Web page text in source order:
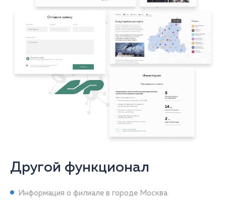
Другой функционал
Информация о филиале в городе Москва